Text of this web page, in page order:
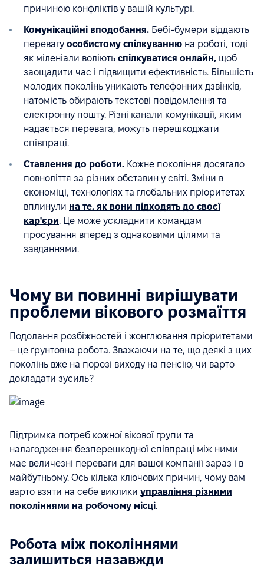
причиною конфліктів у вашій культурі.
Комунікаційні вподобання. Бебі-бумери віддають
перевагу особистому спілкуванню на роботі, тоді
як міленіали воліють спілкуватися онлайн, щоб
заощадити час і підвищити ефективність. Більшість
молодих поколінь уникають телефонних дзвінків,
натомість обирають текстові повідомлення та
електронну пошту. Різні канали комунікації, яким
надається перевага, можуть перешкоджати
співпраці.
Ставлення до роботи. Кожне покоління досягало
повноліття за різних обставин у світі. Зміни в
економіці, технологіях та глобальних пріоритетах
вплинули на те, як вони підходять до своєї
кар'єри. Це може ускладнити командам
просування вперед з однаковими цілями та
завданнями.
Чому ви повинні вирішувати
проблеми вікового розмаїття
Подолання розбіжностей і жонглювання пріоритетами
– це ґрунтовна робота. Зважаючи на те, що деякі з цих
поколінь вже на порозі виходу на пенсію, чи варто
докладати зусиль?
Підтримка потреб кожної вікової групи та
налагодження безперешкодної співпраці між ними
має величезні переваги для вашої компанії зараз і в
майбутньому. Ось кілька ключових причин, чому вам
варто взяти на себе виклики управління різними
поколіннями на робочому місці.
Робота між поколіннями
залишиться назавжди